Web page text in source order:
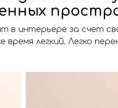
в интерьере за счет
время легкий. Легко